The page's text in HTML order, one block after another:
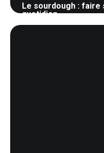
Le sourdough : faire
quotidien